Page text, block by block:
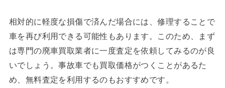
相対的に軽度な損傷で済んだ場合には、修理することで
車を再び利用できる可能性もあります。このため、まず
は専門の廃車買取業者に一度査定を依頼してみるのが良
いでしょう。事故車でも買取価格がつくことがあるた
め、無料査定を利用するのもおすすめです。